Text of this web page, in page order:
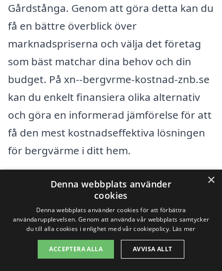
Gårdstånga. Genom att göra detta kan du
få en bättre överblick över
marknadspriserna och välja det företag
som bäst matchar dina behov och din
budget. På xn--bergvrme-kostnad-znb.se
kan du enkelt finansiera olika alternativ
och göra en informerad jämförelse för att
få den mest kostnadseffektiva lösningen
för bergvärme i ditt hem.
Få 3 erbjudanden, gratis och utan
Sök efter en
×
Denna webbplats använder
cookies
Denna webbplats använder cookies för att förbättra
användarupplevelsen. Genom att använda vår webbplats samtycker
du till alla cookies i enlighet med vår cookiepolicy. Läs mer
ACCEPTERA ALLA AVVISA ALLT